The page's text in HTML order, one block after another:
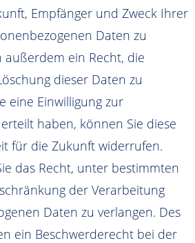
Empfänger und Zweck Ihrer
Daten zu
außerdem ein Recht, die
dieser Daten zu
eine Einwilligung zur
haben, können Sie diese
für die Zukunft widerrufen.
das Recht, unter bestimmten
der Verarbeitung
Daten zu verlangen. Des
ein Beschwerderecht bei der